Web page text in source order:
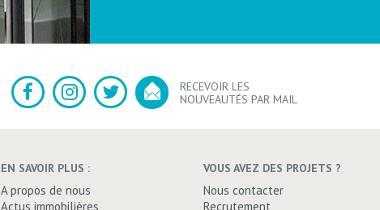
RECEVOIR LES
NOUVEAUTÉS PAR MAIL
EN SAVOIR PLUS :
A propos de nous
Actus immobilières
VOUS AVEZ DES PROJETS ?
Nous contacter
Recrutement